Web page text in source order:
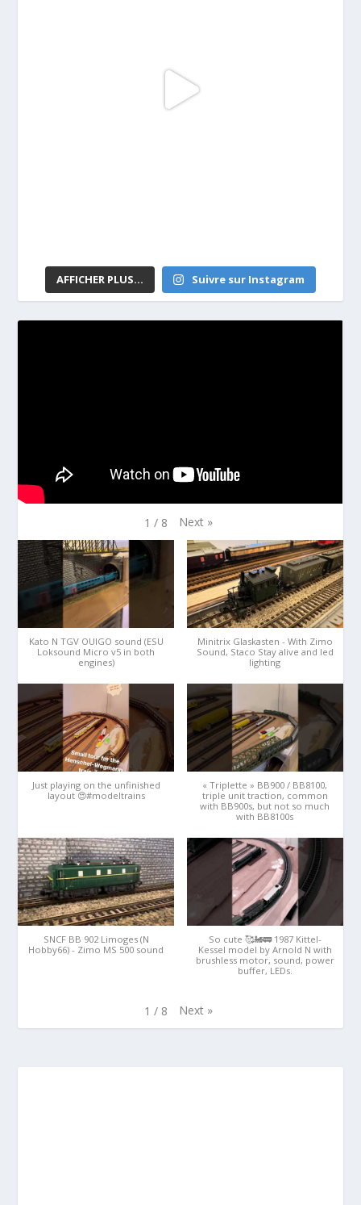
AFFICHER PLUS... Suivre sur Instagram
1 / 8 Next »
Kato N TGV OUIGO sound (ESU
Loksound Micro v5 in both
engines)
Minitrix Glaskasten - With Zimo
Sound, Staco Stay alive and led
lighting
Just playing on the unfinished
layout 😍#modeltrains
« Triplette » BB900 / BB8100,
triple unit traction, common
with BB900s, but not so much
with BB8100s
SNCF BB 902 Limoges (N
Hobby66) - Zimo MS 500 sound
So cute 🥰🚂🚃 1987 Kittel-
Kessel model by Arnold N with
brushless motor, sound, power
buffer, LEDs.
1 / 8 Next »